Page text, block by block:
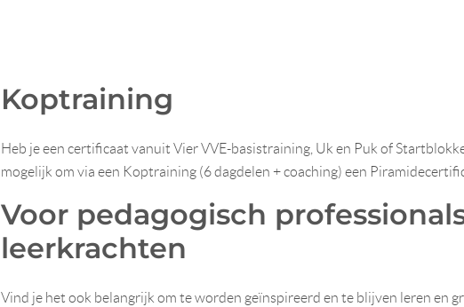
Koptraining
Heb je een certificaat vanuit Vier VVE-basistraining, Uk en Puk of
mogelijk om via een Koptraining (6 dagdelen + coaching) een
Voor pedagogisch
leerkrachten
Vind je het ook belangrijk om te worden geïnspireerd en te blijven leren en